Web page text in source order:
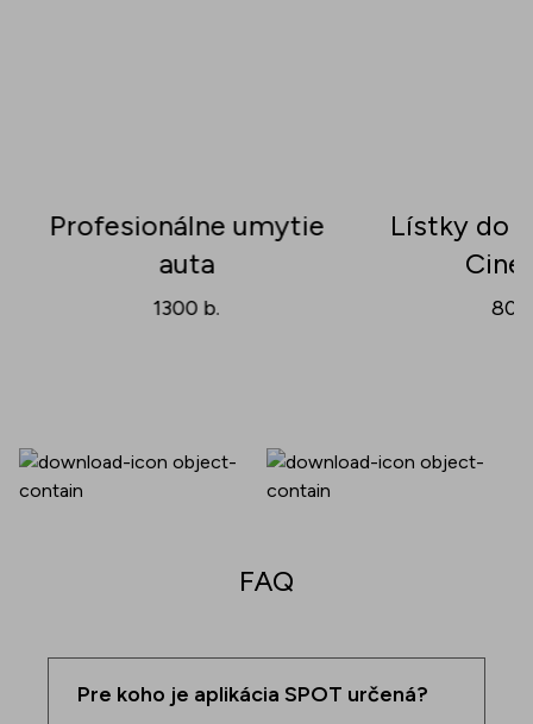
Profesionálne umytie
auta
1300 b.
Lístky do
800
FAQ
Pre koho je aplikácia SPOT určená?